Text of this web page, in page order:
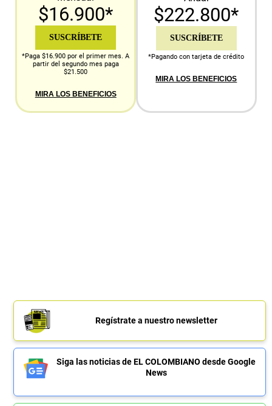
$16.900*
SUSCRÍBETE
*Paga $16.900 por el primer mes. A
partir del segundo mes paga
$21.500
MIRA LOS BENEFICIOS
$222.800*
SUSCRÍBETE
*Pagando con tarjeta de crédito
MIRA LOS BENEFICIOS
Regístrate a nuestro newsletter
Siga las noticias de EL COLOMBIANO desde Google
News